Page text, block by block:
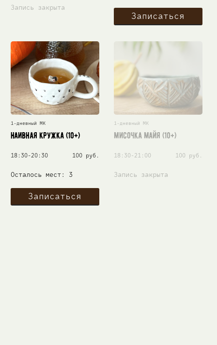
Запись закрыта
Записаться
1-дневный МК
Наивная кружка (10+)
18:30-20:30 100 руб.
Осталось мест: 3
Записаться
1-дневный МК
Мисочка Майя (10+)
18:30-21:00 100 руб.
Запись закрыта